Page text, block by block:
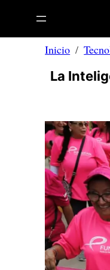
contenido
Inicio
La